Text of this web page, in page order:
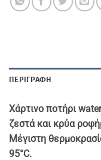
ΠΕΡΙΓΡΑΦΉ
Χάρτινο ποτήρι
ζεστά και κρύα
Μέγιστη
95°C.